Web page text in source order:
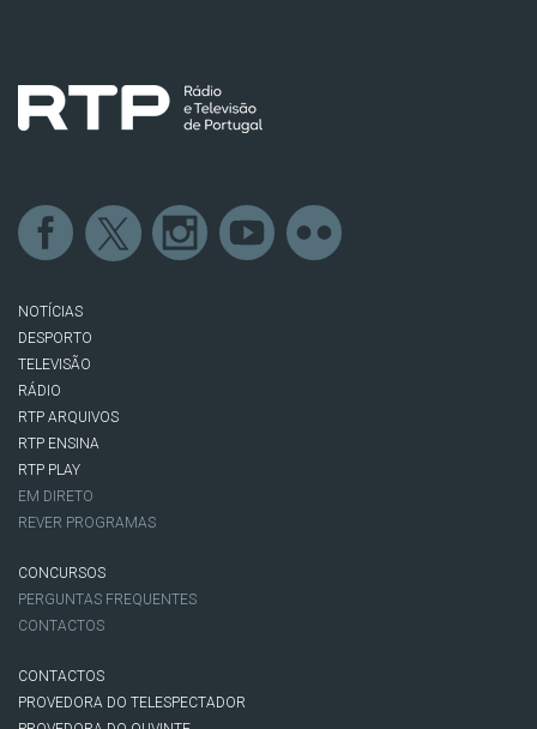
NOTÍCIAS
DESPORTO
TELEVISÃO
RÁDIO
RTP ARQUIVOS
RTP ENSINA
RTP PLAY
EM DIRETO
REVER PROGRAMAS
CONCURSOS
PERGUNTAS FREQUENTES
CONTACTOS
CONTACTOS
PROVEDORA DO TELESPECTADOR